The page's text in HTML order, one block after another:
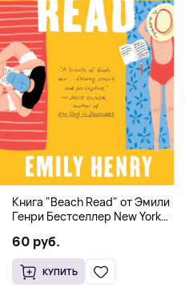
Книга "Beach Read" от Эмили
Генри Бестселлер New York
60 руб.
КУПИТЬ